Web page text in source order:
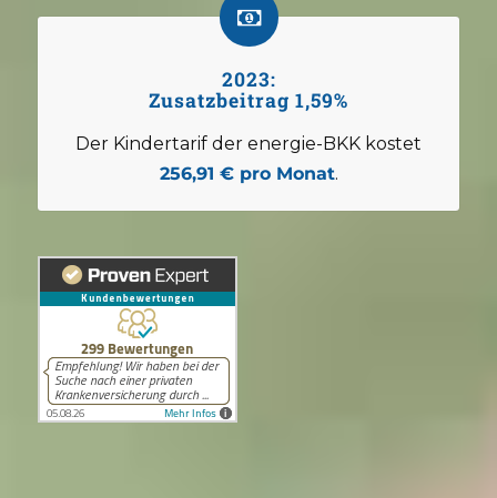
2023:
Zusatzbeitrag 1,59%
Der Kindertarif der energie-BKK kostet
256,91 € pro Monat.